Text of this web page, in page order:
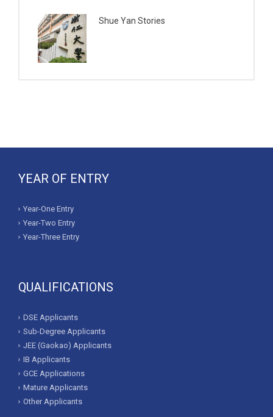
Shue Yan Stories
YEAR OF ENTRY
Year-One Entry
Year-Two Entry
Year-Three Entry
QUALIFICATIONS
DSE Applicants
Sub-Degree Applicants
JEE (Gaokao) Applicants
IB Applicants
GCE Applications
Mature Applicants
Other Applicants